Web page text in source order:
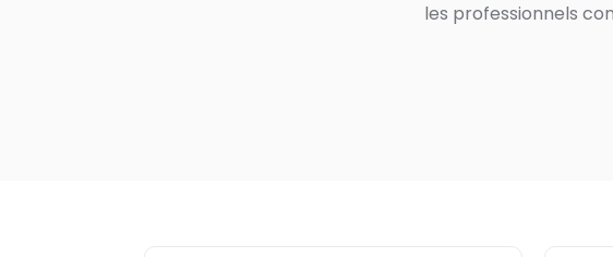
les professionnels